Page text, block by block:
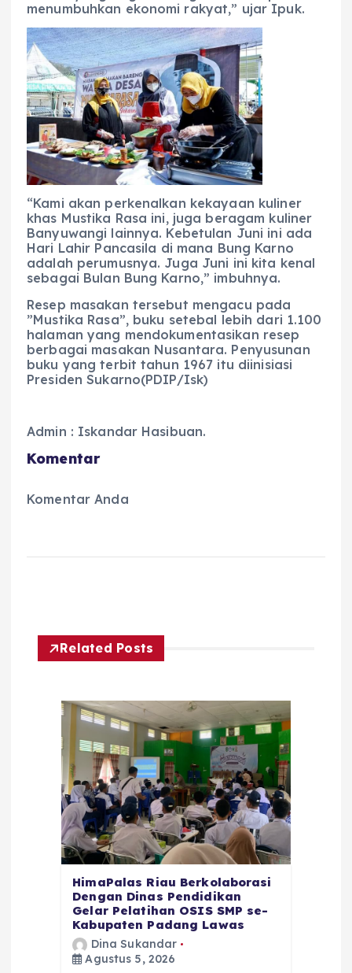
menumbuhkan ekonomi rakyat,” ujar Ipuk.
“Kami akan perkenalkan kekayaan kuliner
khas Mustika Rasa ini, juga beragam kuliner
Banyuwangi lainnya. Kebetulan Juni ini ada
Hari Lahir Pancasila di mana Bung Karno
adalah perumusnya. Juga Juni ini kita kenal
sebagai Bulan Bung Karno,” imbuhnya.
Resep masakan tersebut mengacu pada
”Mustika Rasa”, buku setebal lebih dari 1.100
halaman yang mendokumentasikan resep
berbagai masakan Nusantara. Penyusunan
buku yang terbit tahun 1967 itu diinisiasi
Presiden Sukarno(PDIP/Isk)
Admin : Iskandar Hasibuan.
Komentar
Komentar Anda
Related Posts
HimaPalas Riau Berkolaborasi
Dengan Dinas Pendidikan
Gelar Pelatihan OSIS SMP se-
Kabupaten Padang Lawas
Dina Sukandar
Agustus 5, 2026